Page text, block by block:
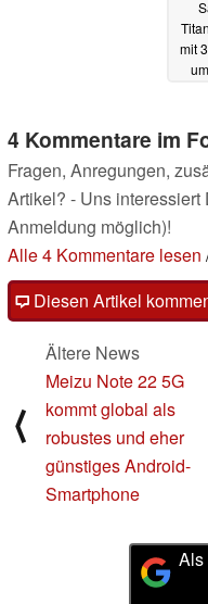
mit
4 Kommentare im
Fragen, Anregungen,
Artikel? - Uns
Anmeldung möglich)!
Alle 4 Kommentare lesen
Diesen Artikel
⟨
Ältere News
Meizu Note 22 5G
kommt global als
robustes und eher
günstiges Android-
Smartphone
Als